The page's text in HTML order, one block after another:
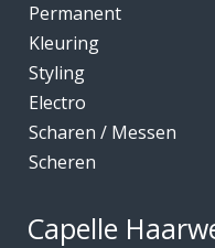
Permanent
Kleuring
Styling
Electro
Scharen / Messen
Scheren
Capelle